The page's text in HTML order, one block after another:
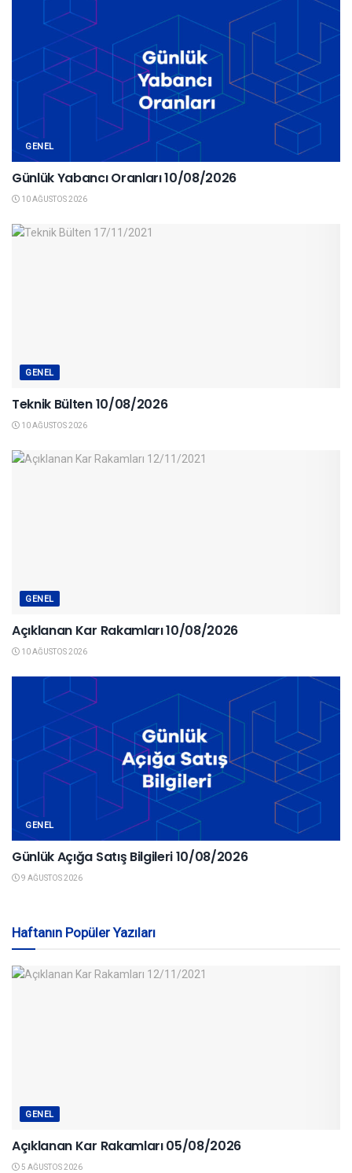
GENEL
Günlük Yabancı Oranları 10/08/2026
10 AĞUSTOS 2026
GENEL
Teknik Bülten 10/08/2026
10 AĞUSTOS 2026
GENEL
Açıklanan Kar Rakamları 10/08/2026
10 AĞUSTOS 2026
GENEL
Günlük Açığa Satış Bilgileri 10/08/2026
9 AĞUSTOS 2026
Haftanın Popüler Yazıları
GENEL
Açıklanan Kar Rakamları 05/08/2026
5 AĞUSTOS 2026